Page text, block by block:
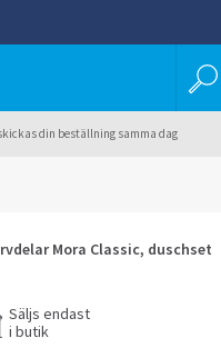
din beställning samma dag
Mora Classic, duschset
Säljs endast
i butik